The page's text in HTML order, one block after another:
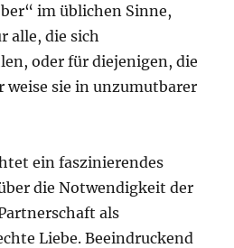
im üblichen Sinne,
alle, die sich
oder für diejenigen, die
weise sie in unzumutbarer
ein faszinierendes
die Notwendigkeit der
als
Liebe. Beeindruckend